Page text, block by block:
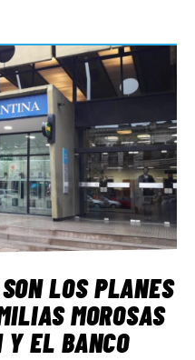
LOS PLANES
MOROSAS
Y EL BANCO